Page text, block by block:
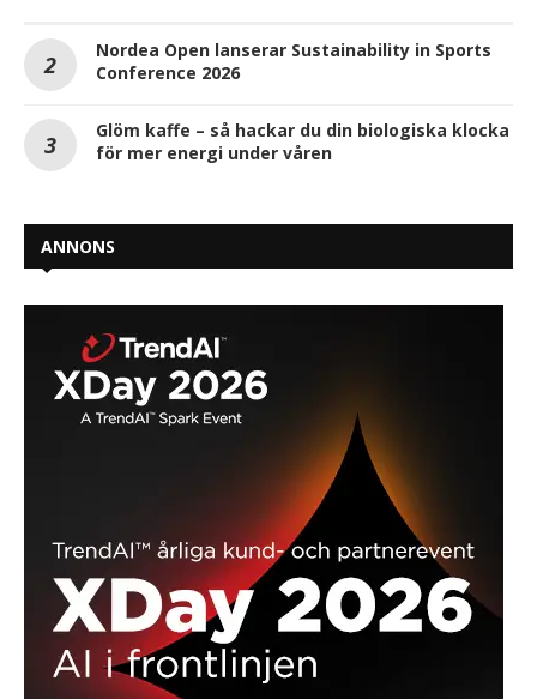
Nordea Open lanserar Sustainability in Sports
Conference 2026
Glöm kaffe – så hackar du din biologiska klocka
för mer energi under våren
ANNONS